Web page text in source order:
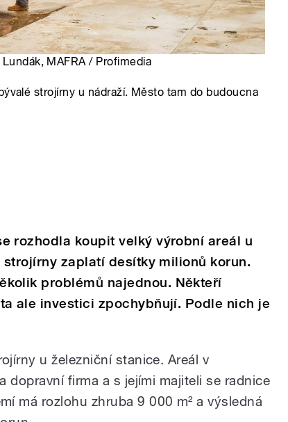
MAFRA / Profimedia
strojírny u nádraží. Město tam do budoucna
rozhodla koupit velký výrobní areál u
zaplatí desítky milionů korun.
problémů najednou. Někteří
ale investici zpochybňují. Podle nich je
u železniční stanice. Areál v
dopravní firma a s jejími majiteli se radnice
má rozlohu zhruba 9 000 m² a výsledná